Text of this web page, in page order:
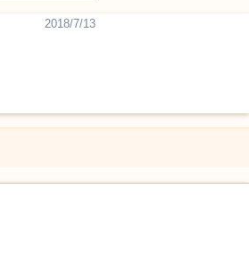
2018/7/13